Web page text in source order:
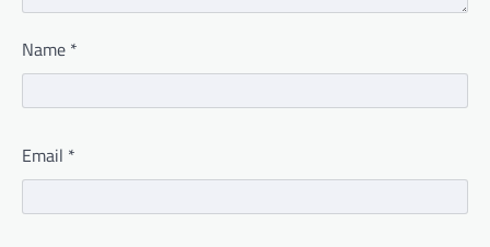
Name *
Email *